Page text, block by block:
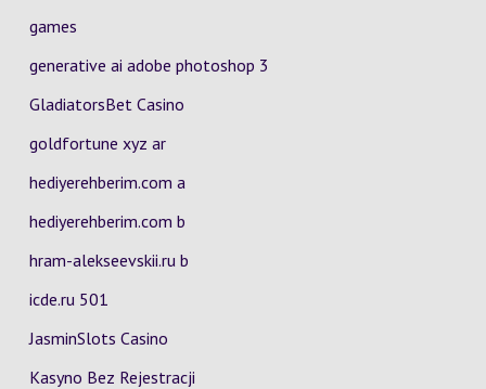
games
generative ai adobe photoshop 3
GladiatorsBet Casino
goldfortune xyz ar
hediyerehberim.com a
hediyerehberim.com b
hram-alekseevskii.ru b
icde.ru 501
JasminSlots Casino
Kasyno Bez Rejestracji